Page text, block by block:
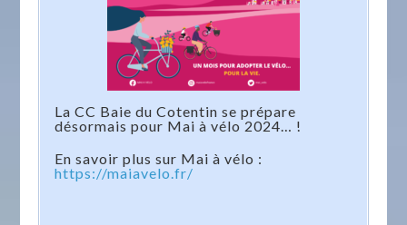
La CC Baie du Cotentin se prépare
désormais pour Mai à vélo 2024… !
En savoir plus sur Mai à vélo :
https://maiavelo.fr/